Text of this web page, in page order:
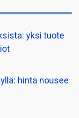
yksi tuote
hinta nousee